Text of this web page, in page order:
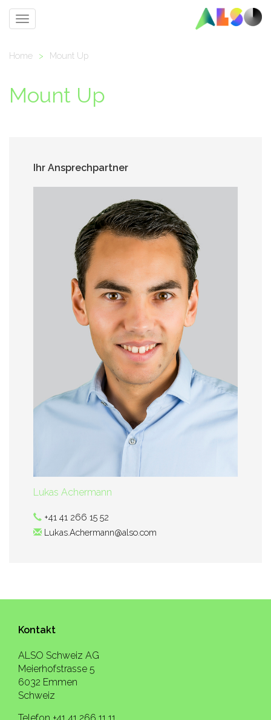
Toggle
Home > Mount Up
Mount Up
Ihr Ansprechpartner
Lukas Achermann
+41 41 266 15 52
Lukas.Achermann@also.com
Kontakt
ALSO Schweiz AG
Meierhofstrasse 5
6032 Emmen
Schweiz